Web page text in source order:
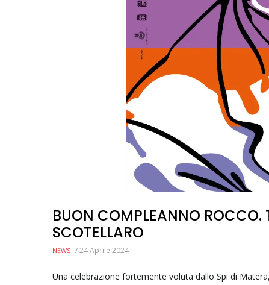
BUON COMPLEANNO ROCCO.
SCOTELLARO
NEWS /24 Aprile 2024
Una celebrazione fortemente voluta dallo Spi di